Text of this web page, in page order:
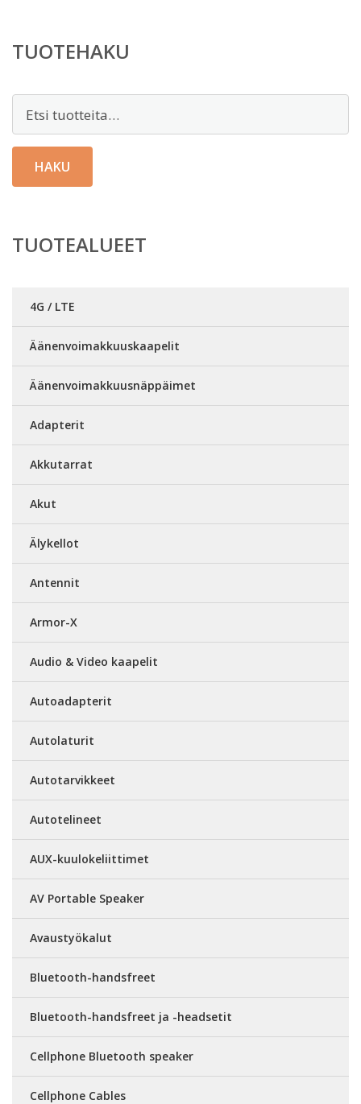
TUOTEHAKU
HAKU
TUOTEALUEET
4G / LTE
Äänenvoimakkuuskaapelit
Äänenvoimakkuusnäppäimet
Adapterit
Akkutarrat
Akut
Älykellot
Antennit
Armor-X
Audio & Video kaapelit
Autoadapterit
Autolaturit
Autotarvikkeet
Autotelineet
AUX-kuulokeliittimet
AV Portable Speaker
Avaustyökalut
Bluetooth-handsfreet
Bluetooth-handsfreet ja -headsetit
Cellphone Bluetooth speaker
Cellphone Cables